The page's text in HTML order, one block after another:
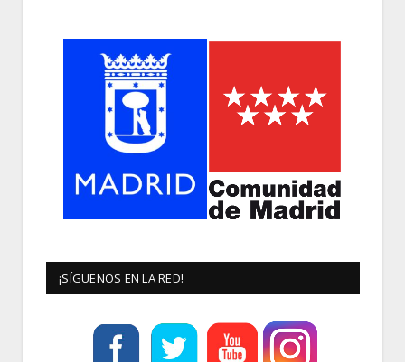
¡SÍGUENOS EN LA RED!